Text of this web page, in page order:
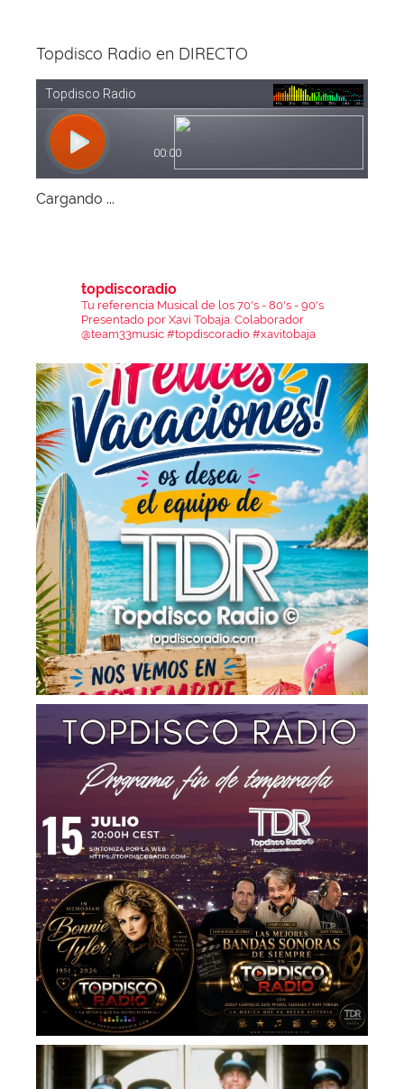
Topdisco Radio en DIRECTO
Cargando ...
topdiscoradio
Tu referencia Musical de los 70's - 80's - 90's
Presentado por Xavi Tobaja. Colaborador
@team33music #topdiscoradio #xavitobaja